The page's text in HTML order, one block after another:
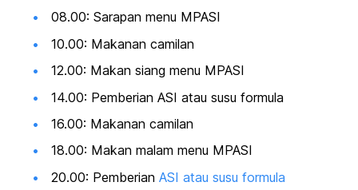
08.00: Sarapan menu MPASI
10.00: Makanan camilan
12.00: Makan siang menu MPASI
14.00: Pemberian ASI atau susu formula
16.00: Makanan camilan
18.00: Makan malam menu MPASI
20.00: Pemberian ASI atau susu formula